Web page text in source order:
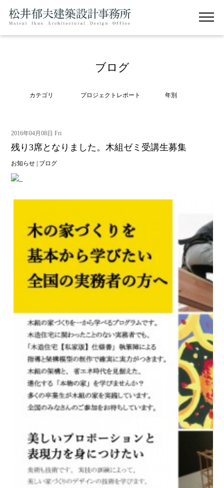
ブログ
カテゴリ プロジェクトレポート 年別
2016年04月08日 Fri
残り3席となりました。木組ゼミ受講生募集
お知らせ ブログ